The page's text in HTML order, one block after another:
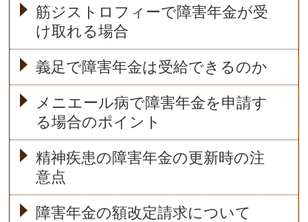
筋ジストロフィーで障害年金が受
け取れる場合
義足で障害年金は受給できるのか
メニエール病で障害年金を申請す
る場合のポイント
精神疾患の障害年金の更新時の注
意点
障害年金の額改定請求について